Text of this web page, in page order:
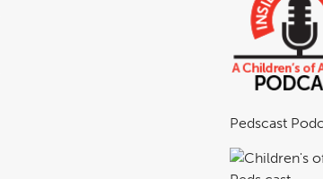
Pedscast